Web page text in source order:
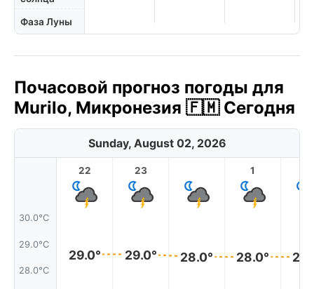
Фаза Луны
Почасовой прогноз погоды для
Murilo, Микронезия 🇫🇲 Сегодня
Sunday, August 02, 2026
30.0°C
29.0°C
28.0°C
22
29.0°
23
29.0° 28.0°
1
28.0°